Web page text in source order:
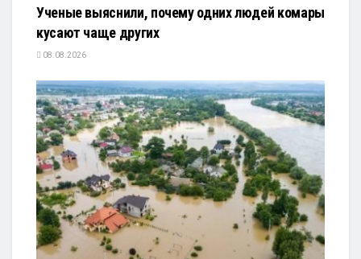
Ученые выяснили, почему одних людей комары
кусают чаще других
08.08.2026